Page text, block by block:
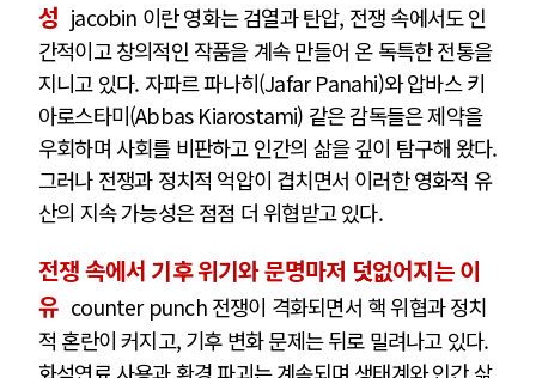
성 jacobin 이란 영화는 검열과 탄압, 전쟁 속에서도 인
간적이고 창의적인 작품을 계속 만들어 온 독특한 전통을
지니고 있다. 자파르 파나히(Jafar Panahi)와 압바스 키
아로스타미(Abbas Kiarostami) 같은 감독들은 제약을
우회하며 사회를 비판하고 인간의 삶을 깊이 탐구해 왔다.
그러나 전쟁과 정치적 억압이 겹치면서 이러한 영화적 유
산의 지속 가능성은 점점 더 위협받고 있다.
전쟁 속에서 기후 위기와 문명마저 덧없어지는 이
유 counter punch 전쟁이 격화되면서 핵 위협과 정치
적 혼란이 커지고, 기후 변화 문제는 뒤로 밀려나고 있다.